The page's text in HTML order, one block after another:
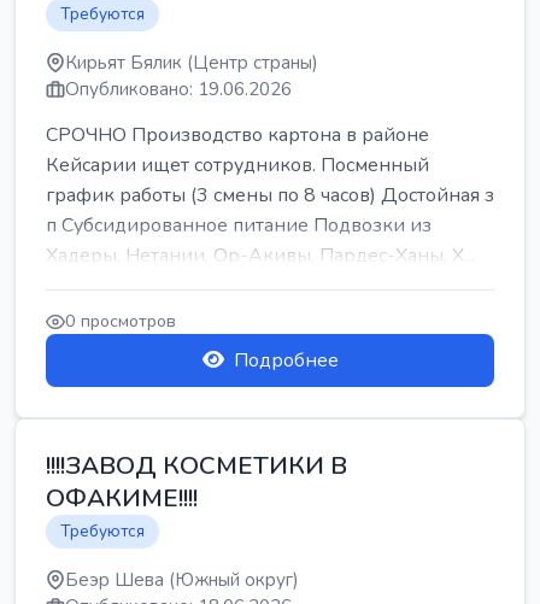
Требуются
Кирьят Бялик (Центр страны)
Опубликовано: 19.06.2026
СРОЧНО Производство картона в районе
Кейсарии ищет сотрудников. Посменный
график работы (3 смены по 8 часов) Достойная з
п Субсидированное питание Подвозки из
Хадеры, Нетании, Ор-Акивы, Пардес-Ханы, Х...
0 просмотров
Подробнее
!!!!ЗАВОД КОСМЕТИКИ В
ОФАКИМЕ!!!!
Требуются
Беэр Шева (Южный округ)